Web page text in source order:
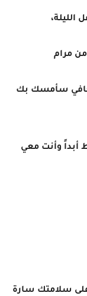
مرام
سأمسك بك
وأنت معي
على سلامتك سارة